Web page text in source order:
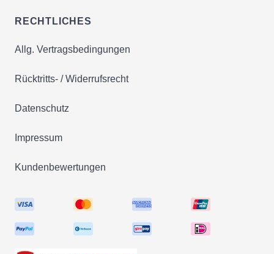
RECHTLICHES
Allg. Vertragsbedingungen
Rücktritts- / Widerrufsrecht
Datenschutz
Impressum
Kundenbewertungen